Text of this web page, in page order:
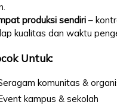
produksi sendiri –
kualitas dan waktu
Untuk:
komunitas &
kampus & sekolah